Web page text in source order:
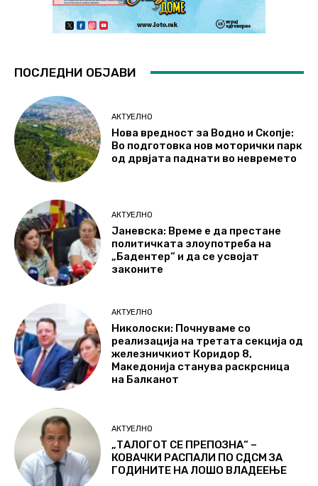
ПОСЛЕДНИ ОБЈАВИ
АКТУЕЛНО
Нова вредност за Водно и Скопје:
Во подготовка нов моторички парк
од дрвјата паднати во невремето
АКТУЕЛНО
Јаневска: Време е да престане
политичката злоупотреба на
„Бадентер“ и да се усвојат
законите
АКТУЕЛНО
Николоски: Почнуваме со
реализација на третата секција од
железничкиот Коридор 8,
Македонија станува раскрсница
на Балканот
АКТУЕЛНО
„ТАЛОГОТ СЕ ПРЕПОЗНА“ –
КОВАЧКИ РАСПАЛИ ПО СДСМ ЗА
ГОДИНИТЕ НА ЛОШО ВЛАДЕЕЊЕ